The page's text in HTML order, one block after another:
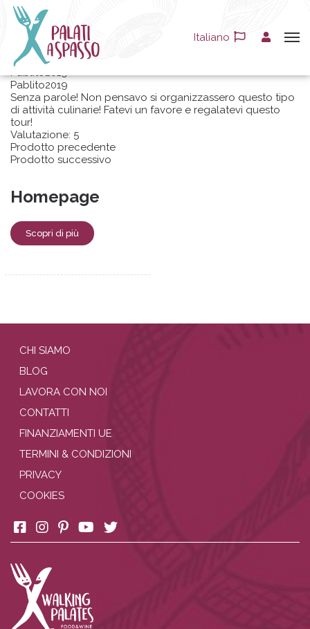
Italiano
Recensioni
Pablito2019
Pablito2019
Senza parole! Non pensavo si organizzassero questo tipo
di attività culinarie! Fatevi un favore e regalatevi questo
tour!
Valutazione: 5
Prodotto precedente
Prodotto successivo
Homepage
Scopri di più
CHI SIAMO
BLOG
LAVORA CON NOI
CONTATTI
FINANZIAMENTI UE
TERMINI & CONDIZIONI
PRIVACY
COOKIES